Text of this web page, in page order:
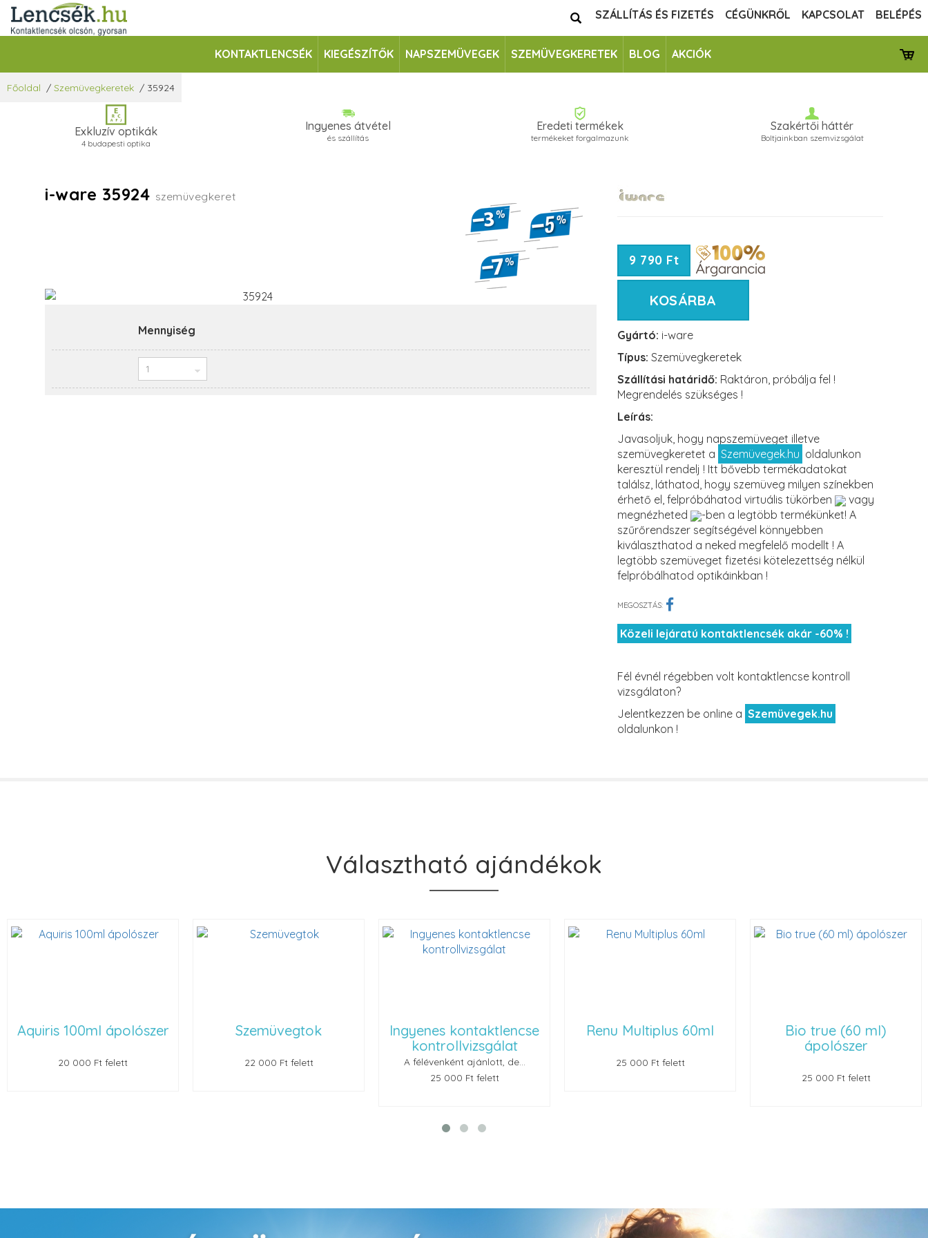
SZÁLLÍTÁS ÉS FIZETÉS CÉGÜNKRŐL KAPCSOLAT BELÉPÉS
KONTAKTLENCSÉK KIEGÉSZÍTŐK NAPSZEMÜVEGEK SZEMÜVEGKERETEK BLOG AKCIÓK
Főoldal / Szemüvegkeretek / 35924
Exkluzív optikák
4 budapesti optika
Ingyenes átvétel
és szállítás
Eredeti termékek
termékeket forgalmazunk
Szakértői háttér
Boltjainkban szemvizsgálat
i-ware 35924 szemüvegkeret
Mennyiség
9 790 Ft
KOSÁRBA
Gyártó: i-ware
Típus: Szemüvegkeretek
Szállítási határidő: Raktáron, próbálja fel !
Megrendelés szükséges !
Leírás:
Javasoljuk, hogy napszemüveget illetve
szemüvegkeretet a Szemüvegek.hu oldalunkon
keresztül rendelj ! Itt bővebb termékadatokat
találsz, láthatod, hogy szemüveg milyen színekben
érhető el, felpróbáhatod virtuális tükörben
vagy
megnézheted
-ben a legtöbb termékünket! A
szűrőrendszer segítségével könnyebben
kiválaszthatod a neked megfelelő modellt ! A
legtöbb szemüveget fizetési kötelezettség nélkül
felpróbálhatod optikáinkban !
MEGOSZTÁS:
Közeli lejáratú kontaktlencsék akár -60% !
Fél évnél régebben volt kontaktlencse kontroll
vizsgálaton?
Jelentkezzen be online a Szemüvegek.hu
oldalunkon !
Választható ajándékok
Aquiris 100ml ápolószer
20 000 Ft felett
Szemüvegtok
22 000 Ft felett
Ingyenes kontaktlencse
kontrollvizsgálat
A félévenként ajánlott, de...
25 000 Ft felett
Renu Multiplus 60ml
25 000 Ft felett
Bio true (60 ml)
ápolószer
25 000 Ft felett